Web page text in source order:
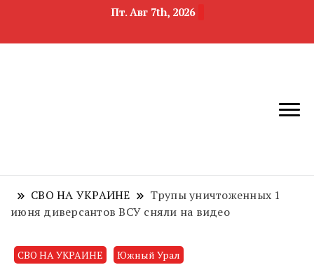
Пт. Авг 7th, 2026
область
недвижимости
СВО НА УКРАИНЕ
Трупы уничтоженных 1
июня диверсантов ВСУ сняли на видео
СВО НА УКРАИНЕ Южный Урал